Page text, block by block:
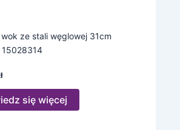
ze stali węglowej 31cm
15028314
się więcej